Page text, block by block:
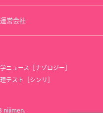
運営会社
ニュース［ナゾロジー］
テスト［シンリ］
nijimen.